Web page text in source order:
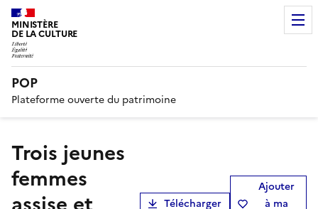
MINISTÈRE
DE LA CULTURE
POP
Plateforme ouverte du patrimoine
Trois jeunes
femmes
Télécharger
Ajouter
à ma